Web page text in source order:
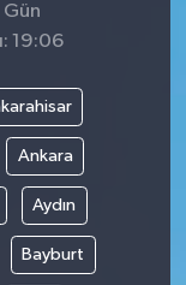
19:06
Ankara
Aydın
Bayburt